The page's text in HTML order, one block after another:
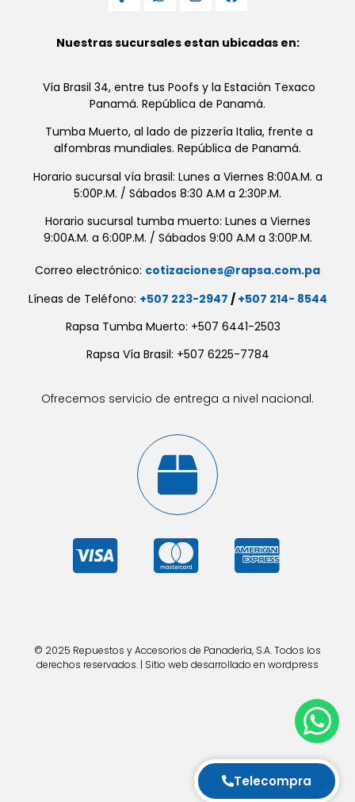
Nuestras sucursales estan ubicadas en:
Vía Brasil 34, entre tus Poofs y la Estación Texaco
Panamá. República de Panamá.
Tumba Muerto, al lado de pizzería Italia, frente a
alfombras mundiales. República de Panamá.
Horario sucursal vía brasil: Lunes a Viernes 8:00A.M. a
5:00P.M. / Sábados 8:30 A.M a 2:30P.M.
Horario sucursal tumba muerto: Lunes a Viernes
9:00A.M. a 6:00P.M. / Sábados 9:00 A.M a 3:00P.M.
Correo electrónico: cotizaciones@rapsa.com.pa
Líneas de Teléfono: +507 223-2947 / +507 214- 8544
Rapsa Tumba Muerto: +507 6441-2503
Rapsa Vía Brasil: +507 6225-7784
Ofrecemos servicio de entrega a nivel nacional.
© 2025 Repuestos y Accesorios de Panadería, S.A. Todos los
derechos reservados. | Sitio web desarrollado en wordpress
Telecompra